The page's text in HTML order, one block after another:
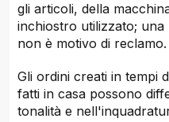
gli articoli, della
inchiostro utilizzato; una
non è motivo di reclamo.
Gli ordini creati in tempi
fatti in casa possono
tonalità e